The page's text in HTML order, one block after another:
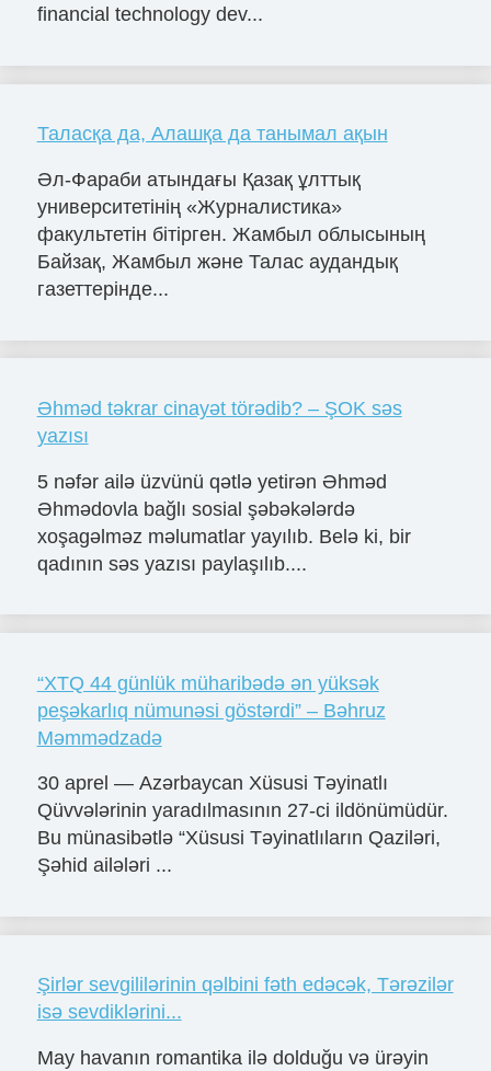
financial technology dev...
Таласқа да, Алашқа да танымал ақын
Әл-Фараби атындағы Қазақ ұлттық
университетінің «Журналистика»
факультетін бітірген. Жамбыл облысының
Байзақ, Жамбыл және Талас аудандық
газеттерінде...
Əhməd təkrar cinayət törədib? – ŞOK səs
yazısı
5 nəfər ailə üzvünü qətlə yetirən Əhməd
Əhmədovla bağlı sosial şəbəkələrdə
xoşagəlməz məlumatlar yayılıb. Belə ki, bir
qadının səs yazısı paylaşılıb....
“XTQ 44 günlük müharibədə ən yüksək
peşəkarlıq nümunəsi göstərdi” – Bəhruz
Məmmədzadə
30 aprel — Azərbaycan Xüsusi Təyinatlı
Qüvvələrinin yaradılmasının 27-ci ildönümüdür.
Bu münasibətlə “Xüsusi Təyinatlıların Qaziləri,
Şəhid ailələri ...
Şirlər sevgililərinin qəlbini fəth edəcək, Tərəzilər
isə sevdiklərini...
May havanın romantika ilə dolduğu və ürəyin